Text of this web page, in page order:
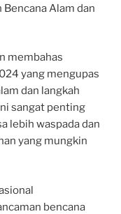
Alam dan
membahas
yang mengupas
dan langkah
sangat penting
lebih waspada dan
yang mungkin
bencana